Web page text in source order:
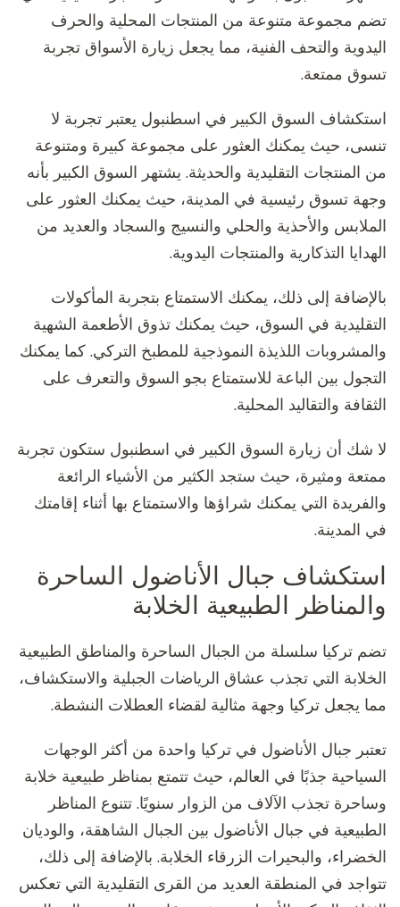
تضم مجموعة متنوعة من المنتجات المحلية والحرف
اليدوية والتحف الفنية، مما يجعل زيارة الأسواق تجربة
تسوق ممتعة.
استكشاف السوق الكبير في اسطنبول يعتبر تجربة لا
تنسى، حيث يمكنك العثور على مجموعة كبيرة ومتنوعة
من المنتجات التقليدية والحديثة. يشتهر السوق الكبير بأنه
وجهة تسوق رئيسية في المدينة، حيث يمكنك العثور على
الملابس والأحذية والحلي والنسيج والسجاد والعديد من
الهدايا التذكارية والمنتجات اليدوية.
بالإضافة إلى ذلك، يمكنك الاستمتاع بتجربة المأكولات
التقليدية في السوق، حيث يمكنك تذوق الأطعمة الشهية
والمشروبات اللذيذة النموذجية للمطبخ التركي. كما يمكنك
التجول بين الباعة للاستمتاع بجو السوق والتعرف على
الثقافة والتقاليد المحلية.
لا شك أن زيارة السوق الكبير في اسطنبول ستكون تجربة
ممتعة ومثيرة، حيث ستجد الكثير من الأشياء الرائعة
والفريدة التي يمكنك شراؤها والاستمتاع بها أثناء إقامتك
في المدينة.
استكشاف جبال الأناضول الساحرة
والمناظر الطبيعية الخلابة
تضم تركيا سلسلة من الجبال الساحرة والمناطق الطبيعية
الخلابة التي تجذب عشاق الرياضات الجبلية والاستكشاف،
مما يجعل تركيا وجهة مثالية لقضاء العطلات النشطة.
تعتبر جبال الأناضول في تركيا واحدة من أكثر الوجهات
السياحية جذبًا في العالم، حيث تتمتع بمناظر طبيعية خلابة
وساحرة تجذب الآلاف من الزوار سنويًا. تتنوع المناظر
الطبيعية في جبال الأناضول بين الجبال الشاهقة، والوديان
الخضراء، والبحيرات الزرقاء الخلابة. بالإضافة إلى ذلك،
تتواجد في المنطقة العديد من القرى التقليدية التي تعكس